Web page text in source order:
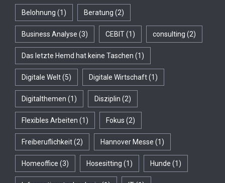
Belohnung (1) Beratung (2)
Business Analyse (3) CEBIT(1) consulting (2)
Das letzte Hemd hat keine Taschen (1)
Digitale Welt(5) Digitale Wirtschaft(1)
Digitalthemen (1) Disziplin (2)
Flexibles Arbeiten (1) Fokus (2)
Freiberuflichkeit(2) Hannover Messe (1)
Homeoffice (3) Hosesitting (1) Hunde (1)